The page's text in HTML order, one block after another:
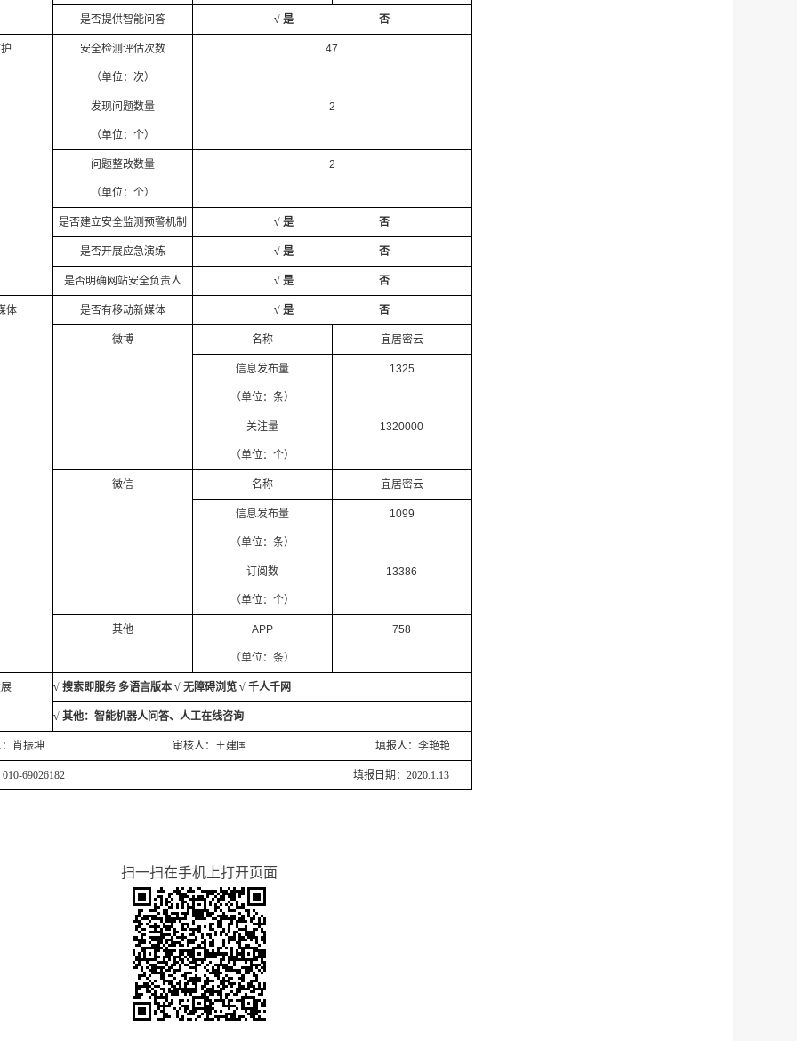
是否提供智能问答 √ 是 否
安全检测评估次数
（单位：次）
47
发现问题数量
（单位：个）
2
问题整改数量
（单位：个）
2
是否建立安全监测预警机制 √ 是 否
是否开展应急演练 √ 是 否
是否明确网站安全负责人 √ 是 否
体 是否有移动新媒体 √ 是 否
微博 名称 宜居密云
信息发布量
（单位：条）
1325
关注量
（单位：个）
1320000
微信 名称 宜居密云
信息发布量
（单位：条）
1099
订阅数
（单位：个）
13386
其他 APP
（单位：条）
758
√ 搜索即服务 多语言版本 √ 无障碍浏览 √ 千人千网
√ 其他：智能机器人问答、人工在线咨询
责人：肖振坤 审核人：王建国 填报人：李艳艳
话：010-69026182 填报日期：2020.1.13
扫一扫在手机上打开页面